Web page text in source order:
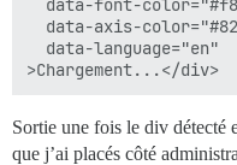
data-font-
data-axis-
  data-language="en"
Sortie une fois le div détecté
que j’ai placés côté